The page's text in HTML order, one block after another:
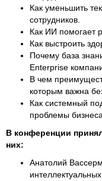
Как уменьшить
сотрудников.
Как ИИ помогает
Как выстроить
Почему база
Enterprise
В чем
которым важна
Как системный
проблемы
В конференции
них:
Анатолий